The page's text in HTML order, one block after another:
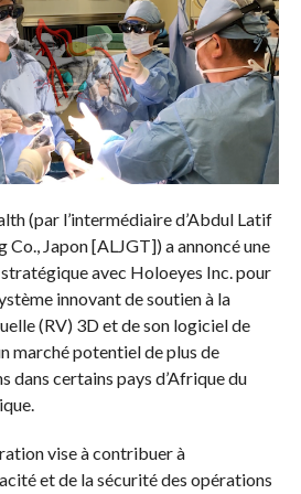
(par l’intermédiaire d’Abdul Latif
Co., Japon [ALJGT]) a annoncé une
avec Holoeyes Inc. pour
innovant de soutien à la
(RV) 3D et de son logiciel de
marché potentiel de plus de
dans certains pays d’Afrique du
vise à contribuer à
et de la sécurité des opérations